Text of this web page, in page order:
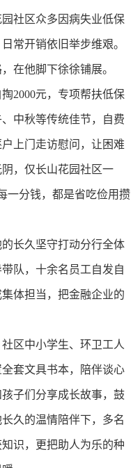
社区众多因病失业低保
常开销依旧举步维艰。
在他脚下徐徐铺展。
2000元，专项帮扶低保
中秋等传统佳节，自费
上门走访慰问，让困难
，仅长山花园社区一
一分钱，都是省吃俭用攒
长久坚守打动分行全体
队，十余名员工自发自
体担当，把金融企业的
区中小学生、环卫工人
套文具书本，陪伴谈心
子们分享成长故事，鼓
久的温情陪伴下，多名
识，更把助人为乐的种